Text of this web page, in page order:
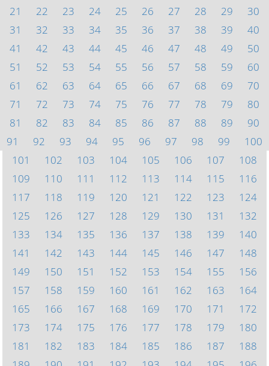
21
22 23 24 25 26 27 28 29
30
31
32 33 34 35 36 37 38 39
40
41
42 43 44 45 46 47 48 49
50
51
52 53 54 55 56 57 58 59
60
61
62 63 64 65 66 67 68 69
70
71
72 73 74 75 76 77 78 79
80
81
82 83 84 85 86 87 88 89
90
91
92 93 94 95 96 97 98 99
100
101
102 103 104 105 106 107
108
109
110 111 112 113 114 115
116
117
118 119 120 121 122 123
124
125
126 127 128 129 130 131
132
133
134 135 136 137 138 139
140
141
142 143 144 145 146 147
148
149
150 151 152 153 154 155
156
157
158 159 160 161 162 163
164
165
166 167 168 169 170 171
172
173
174 175 176 177 178 179
180
181
182 183 184 185 186 187
188